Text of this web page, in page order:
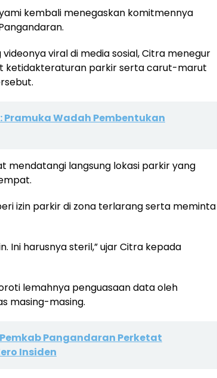
kembali menegaskan komitmennya
viral di media sosial, Citra menegur
ketidakteraturan parkir serta carut-marut
Wadah Pembentukan
mendatangi langsung lokasi parkir yang
izin parkir di zona terlarang serta meminta
Ini harusnya steril,” ujar Citra kepada
lemahnya penguasaan data oleh
masing-masing.
Pangandaran Perketat
Insiden